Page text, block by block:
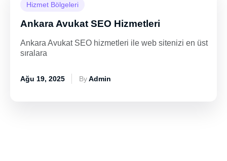
Hizmet Bölgeleri
Ankara Avukat SEO Hizmetleri
Ankara Avukat SEO hizmetleri ile web sitenizi en üst
sıralara
Ağu 19, 2025 ByAdmin